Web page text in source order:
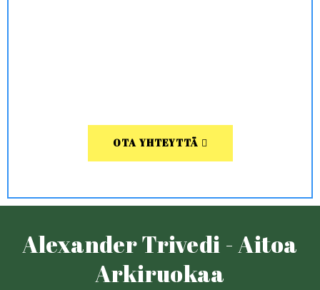
OTA YHTEYTTÄ
Alexander Trivedi - Aitoa
Arkiruokaa